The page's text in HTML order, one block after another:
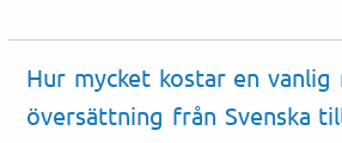
Hur mycket kostar en vanlig
översättning från Svenska